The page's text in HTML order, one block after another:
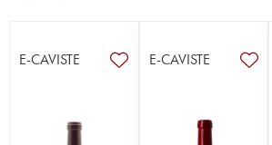
E-CAVISTE E-CAVISTE